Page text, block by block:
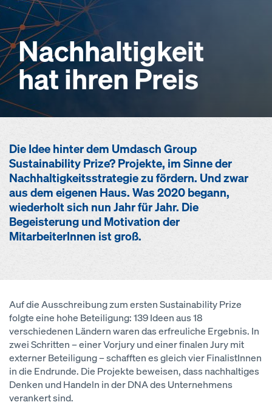
Nachhaltigkeit
hat ihren Preis
Die Idee hinter dem Umdasch Group
Sustainability Prize? Projekte, im Sinne der
Nachhaltigkeitsstrategie zu fördern. Und zwar
aus dem eigenen Haus. Was 2020 begann,
wiederholt sich nun Jahr für Jahr. Die
Begeisterung und Motivation der
MitarbeiterInnen ist groß.
Auf die Ausschreibung zum ersten Sustainability Prize
folgte eine hohe Beteiligung: 139 Ideen aus 18
verschiedenen Ländern waren das erfreuliche Ergebnis. In
zwei Schritten – einer Vorjury und einer finalen Jury mit
externer Beteiligung – schafften es gleich vier FinalistInnen
in die Endrunde. Die Projekte beweisen, dass nachhaltiges
Denken und Handeln in der DNA des Unternehmens
verankert sind.